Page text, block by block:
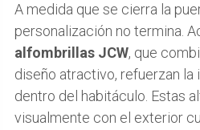
A medida que se cierra la
personalización no termina.
alfombrillas JCW, que
diseño atractivo, refuerzan
dentro del habitáculo. Estas
visualmente con el exterior